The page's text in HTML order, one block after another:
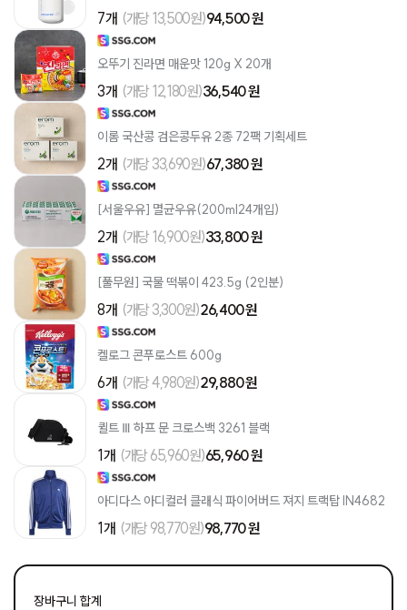
7개 (개당 13,500원)94,500 원
오뚜기 진라면 매운맛 120g X 20개
3개 (개당 12,180원)36,540 원
이롬 국산콩 검은콩두유 2종 72팩 기획세트
2개 (개당 33,690원)67,380 원
[서울우유] 멸균우유(200ml24개입)
2개 (개당 16,900원)33,800 원
[풀무원] 국물 떡볶이 423.5g (2인분)
8개 (개당 3,300원)26,400 원
켈로그 콘푸로스트 600g
6개 (개당 4,980원)29,880 원
퀼트 Ⅲ 하프 문 크로스백 3261 블랙
1개 (개당 65,960원)65,960 원
아디다스 아디컬러 클래식 파이어버드 져지 트랙탑 IN4682
1개 (개당 98,770원)98,770 원
장바구니 합계